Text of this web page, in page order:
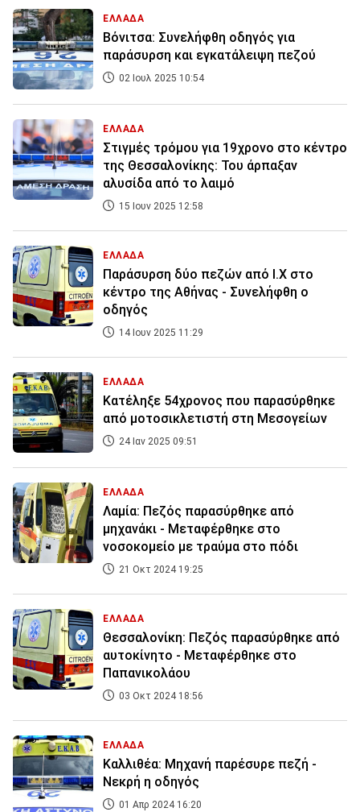
ΕΛΛΑΔΑ
Βόνιτσα: Συνελήφθη οδηγός για
παράσυρση και εγκατάλειψη πεζού
02 Ιουλ 2025 10:54
ΕΛΛΑΔΑ
Στιγμές τρόμου για 19χρονο στο κέντρο
της Θεσσαλονίκης: Του άρπαξαν
αλυσίδα από το λαιμό
15 Ιουν 2025 12:58
ΕΛΛΑΔΑ
Παράσυρση δύο πεζών από I.X στο
κέντρο της Αθήνας - Συνελήφθη ο
οδηγός
14 Ιουν 2025 11:29
ΕΛΛΑΔΑ
Κατέληξε 54χρονος που παρασύρθηκε
από μοτοσικλετιστή στη Μεσογείων
24 Ιαν 2025 09:51
ΕΛΛΑΔΑ
Λαμία: Πεζός παρασύρθηκε από
μηχανάκι - Μεταφέρθηκε στο
νοσοκομείο με τραύμα στο πόδι
21 Οκτ 2024 19:25
ΕΛΛΑΔΑ
Θεσσαλονίκη: Πεζός παρασύρθηκε από
αυτοκίνητο - Μεταφέρθηκε στο
Παπανικολάου
03 Οκτ 2024 18:56
ΕΛΛΑΔΑ
Καλλιθέα: Μηχανή παρέσυρε πεζή -
Νεκρή η οδηγός
01 Απρ 2024 16:20